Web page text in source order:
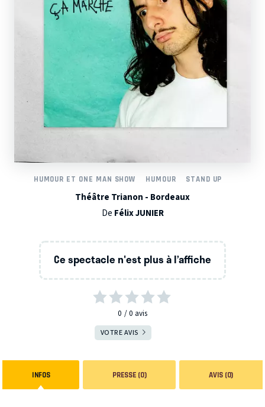
HUMOUR ET ONE MAN SHOW HUMOUR STAND UP
Théâtre Trianon - Bordeaux
De Félix JUNIER
Ce spectacle n'est plus à l’affiche
0 0 avis
VOTRE AVIS
INFOS PRESSE (0) AVIS (0)